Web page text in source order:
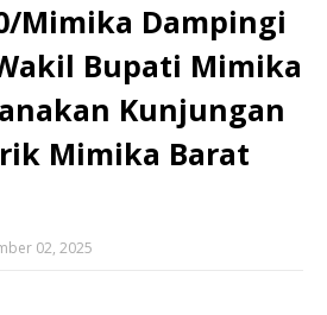
Mimika Dampingi
Bupati Mimika
Kunjungan
Mimika Barat
02, 2025